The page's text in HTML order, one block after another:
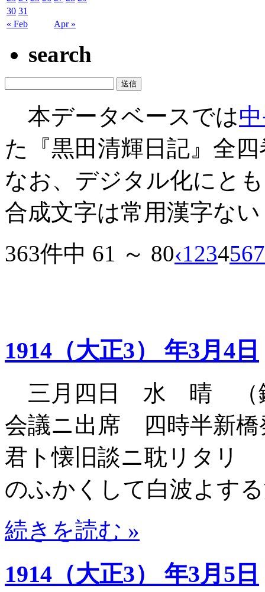
« Feb Apr »
30 31
search
本データベースでは
た『黒田清輝日記』全
なお、デジタル化にと
合成文字は常用漢字な
363件中 61 ～ 80‹1234567
1914（大正3） 年3月4日
三月四日 水 晴 （
会議ニ出席 四時半新
君ト懐旧談ニ耽リタ
のふかくして白波よす
続きを読む »
1914（大正3） 年3月5日